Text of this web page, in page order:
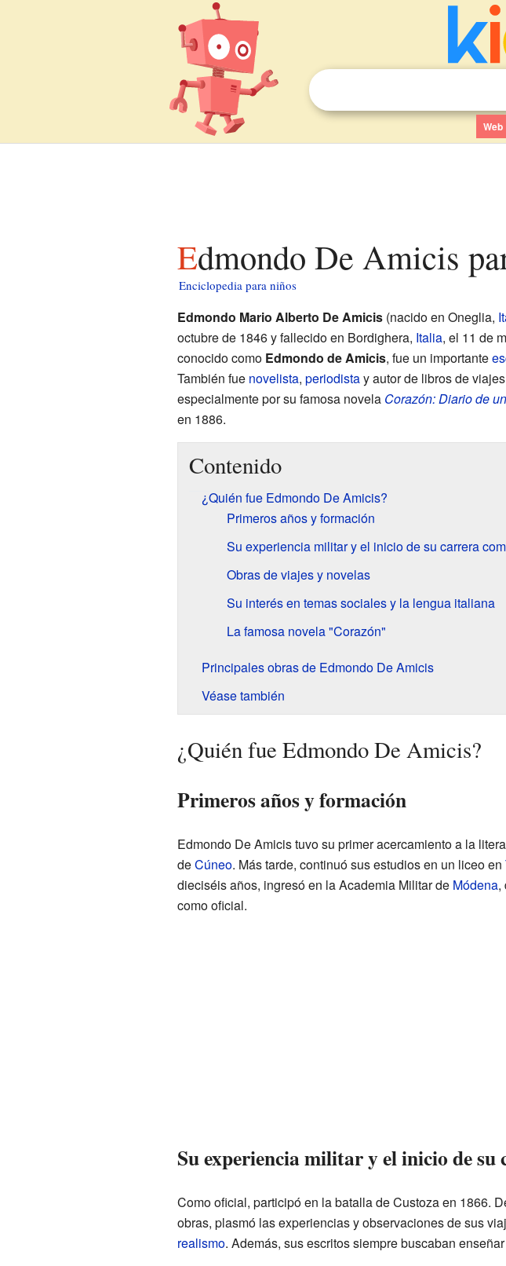
Web
Edmondo De Amicis
Enciclopedia para niños
Edmondo Mario Alberto De Amicis(nacido en Oneglia,
octubre de 1846 y fallecido en Bordighera, Italia, el 11 de
conocido como Edmondo de Amicis, fue un importante
También fue novelista, periodistay autor de libros de
especialmente por su famosa novela Corazón: Diario de
en 1886.
Contenido
¿Quién fue Edmondo De Amicis?
Primeros años y formación
Su experiencia militar y el inicio de su carrera
Obras de viajes y novelas
Su interés en temas sociales y la lengua italiana
La famosa novela "Corazón"
Principales obras de Edmondo De Amicis
Véase también
¿Quién fue Edmondo De Amicis?
Primeros años y formación
Edmondo De Amicis tuvo su primer acercamiento a la
deCúneo. Más tarde, continuó sus estudios en un liceo en
dieciséis años, ingresó en la Academia Militar de Módena,
como oficial.
Su experiencia militar y el inicio de
Como oficial, participó en la batalla de Custoza en 1866.
obras, plasmó las experiencias y observaciones de sus
realismo. Además, sus escritos siempre buscaban